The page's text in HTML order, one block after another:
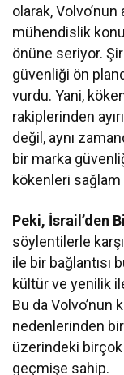
olarak,
mühendislik
önüne seriyor.
güvenliği ön
vurdu. Yani,
rakiplerinden
değil, aynı
bir marka
kökenleri sağlam
Peki, İsrail’den
söylentilerle
ile bir bağlantısı
kültür ve yenilik
Bu da
nedenlerinden
üzerindeki
geçmişe sahip.